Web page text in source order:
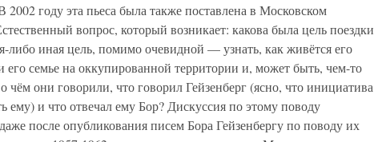
году эта пьеса была также поставлена в Московском
вопрос, который возникает: какова была цель поездки
либо иная цель, помимо очевидной — узнать, как живётся его
его семье на оккупированной территории и, может быть, чем-то
чём они говорили, что говорил Гейзенберг (ясно, что инициатива
ему) и что отвечал ему Бор? Дискуссия по этому поводу
после опубликования писем Бора Гейзенбергу по поводу их